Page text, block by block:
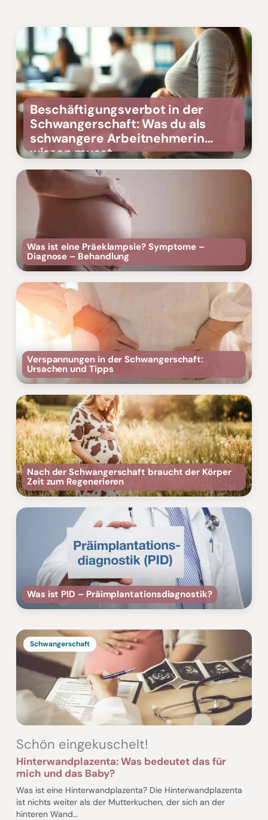
Beschäftigungsverbot in der
Schwangerschaft: Was du als
schwangere Arbeitnehmerin
wissen musst
Was ist eine Präeklampsie? Symptome –
Diagnose – Behandlung
Verspannungen in der Schwangerschaft:
Ursachen und Tipps
Nach der Schwangerschaft braucht der Körper
Zeit zum Regenerieren
Was ist PID – Präimplantationsdiagnostik?
Schwangerschaft
Schön eingekuschelt!
Hinterwandplazenta: Was bedeutet das für
mich und das Baby?
Was ist eine Hinterwandplazenta? Die Hinterwandplazenta
ist nichts weiter als der Mutterkuchen, der sich an der
hinteren Wand…